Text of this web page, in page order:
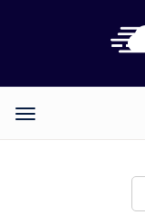
Categories